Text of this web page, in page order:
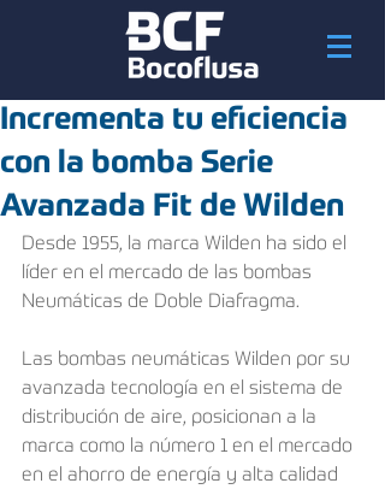
Incrementa tu eficiencia
con la bomba Serie
Avanzada Fit de Wilden
Desde 1955, la marca Wilden ha sido el
líder en el mercado de las bombas
Neumáticas de Doble Diafragma.
Las bombas neumáticas Wilden por su
avanzada tecnología en el sistema de
distribución de aire, posicionan a la
marca como la número 1 en el mercado
en el ahorro de energía y alta calidad